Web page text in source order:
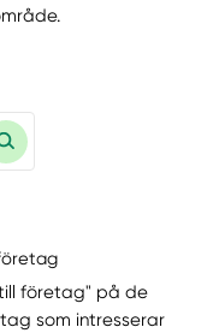
företag" på de
som intresserar